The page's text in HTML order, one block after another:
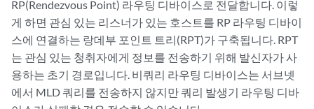
RP(Rendezvous Point) 라우팅 디바이스로 전달합니다. 이렇
게 하면 관심 있는 리스너가 있는 호스트를 RP 라우팅 디바이
스에 연결하는 랑데부 포인트 트리(RPT)가 구축됩니다. RPT
는 관심 있는 청취자에게 정보를 전송하기 위해 발신자가 사
용하는 초기 경로입니다. 비쿼리 라우팅 디바이스는 서브넷
에서 MLD 쿼리를 전송하지 않지만 쿼리 발생기 라우팅 디바